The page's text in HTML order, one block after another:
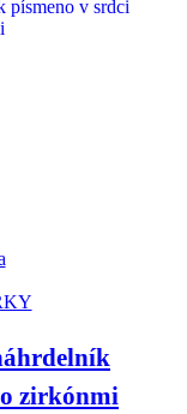
zirkónmi